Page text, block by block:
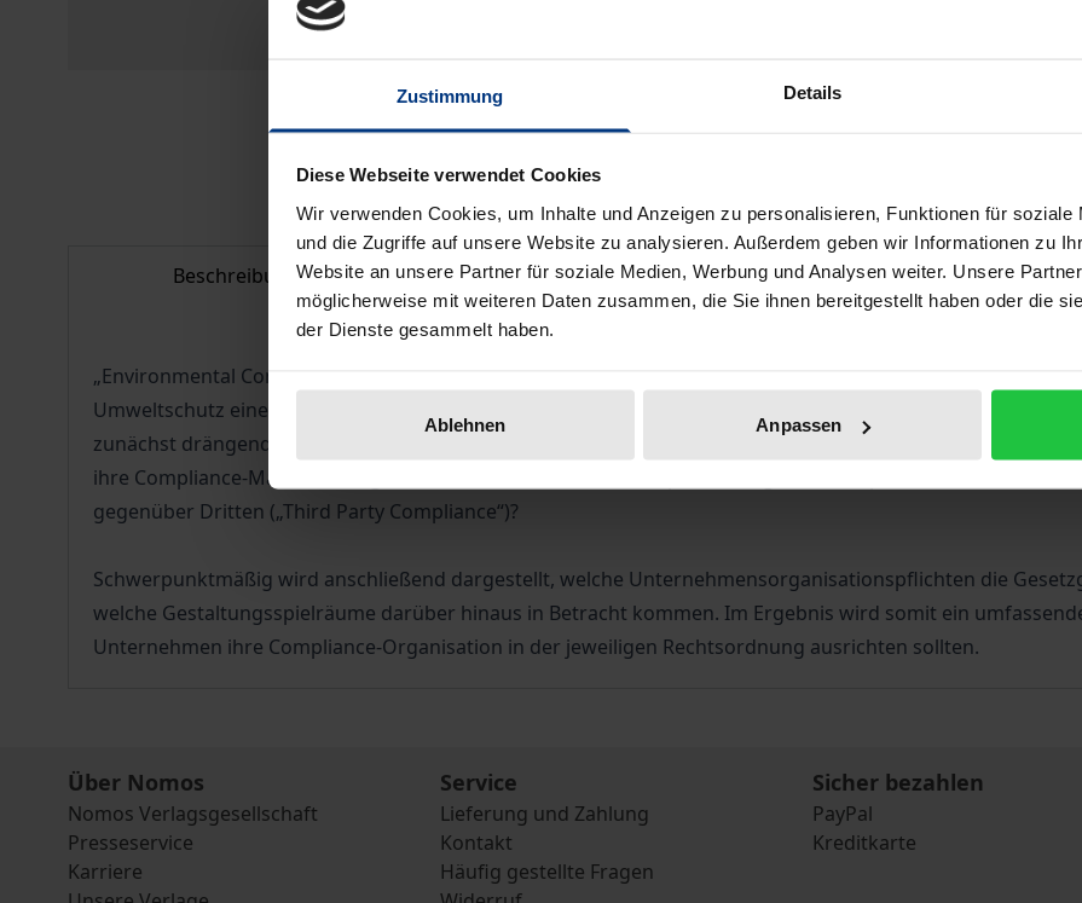
Zustimmung Details
Diese Webseite verwendet Cookies
Wir verwenden Cookies, um Inhalte und Anzeigen zu personalisieren, Funktionen für soziale
und die Zugriffe auf unsere Website zu analysieren. Außerdem geben wir Informationen zu
Website an unsere Partner für soziale Medien, Werbung und Analysen weiter. Unsere
möglicherweise mit weiteren Daten zusammen, die Sie ihnen bereitgestellt haben oder die
der Dienste gesammelt haben.
Ablehnen Anpassen
Preisangaben inkl. MwSt. Abhängig von der Lieferadresse
Beschreibung Bibliografische Angaben Zusatzmaterial
„Environmental Compliance“ – die organisatorische Sicherstellung der Einhaltung umweltrechtlicher
Umweltschutz eines der wohl gewichtigsten Themen des 21. Jahrhunderts. Die Arbeit an der Schnittstelle
zunächst drängende rechtliche Fragestellungen auf allgemeiner Ebene aus Perspektive der USA und
ihre Compliance-Maßnahmen gestalten? Wie weit reichen Compliance-Organisationspflichten im
gegenüber Dritten („Third Party Compliance“)?
Schwerpunktmäßig wird anschließend dargestellt, welche Unternehmensorganisationspflichten die
welche Gestaltungsspielräume darüber hinaus in Betracht kommen. Im Ergebnis wird somit ein
Unternehmen ihre Compliance-Organisation in der jeweiligen Rechtsordnung ausrichten sollten.
Über Nomos
Nomos Verlagsgesellschaft
Presseservice
Karriere
Service
Lieferung und Zahlung
Kontakt
Häufig gestellte Fragen
Sicher bezahlen
PayPal
Kreditkarte